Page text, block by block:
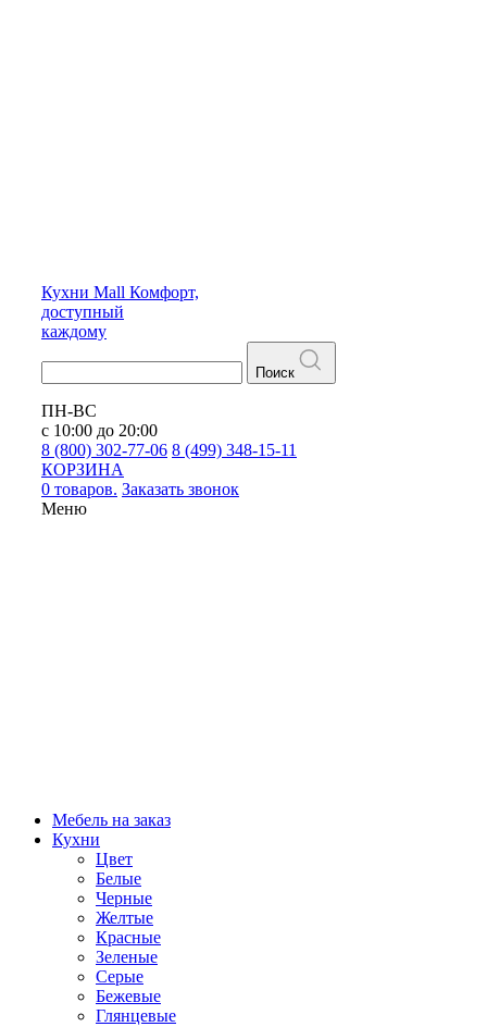
Кухни Mall Комфорт,
доступный
каждому
Поиск
ПН-ВС
с 10:00 до 20:00
8 (800) 302-77-06 8 (499) 348-15-11
КОРЗИНА
0 товаров. Заказать звонок
Меню
Мебель на заказ
Кухни
Цвет
Белые
Черные
Желтые
Красные
Зеленые
Серые
Бежевые
Глянцевые